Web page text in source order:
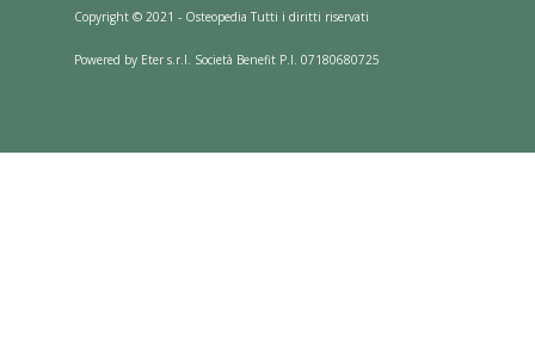
Copyright © 2021 - Osteopedia Tutti i diritti riservati
Powered by Eter s.r.l. Società Benefit P.I. 07180680725